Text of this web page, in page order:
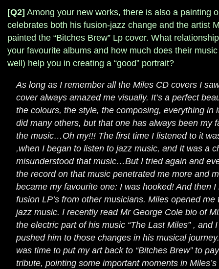
[Q2] Among your new works, there is also a painting
celebrates both his fusion-jazz change and the artist
painted the “Bitches Brew” Lp cover. What
your favourite albums and how much does their
well) help you in creating a “good” portrait?
As long as I remember all the Miles CD covers I
cover always amazed me visually. It’s a perfect
the colours, the style, the composing, everything in
did many others, but that one has always been my
the music…Oh my!!! The first time I listened to it
,when I began to listen to jazz music, and It was a
misunderstood that music…But I tried again and
the record on that music penetrated me more and
became my favourite one: I was hooked! And then
fusion LP’s from other musicians. Miles opened me
jazz music. I recently read Mr George Cole bio of
the electric part of his music “The Last Miles” , and
pushed him to those changes in his musical
was time to put my art back to “Bitches Brew” to
tribute, pointing some important moments in